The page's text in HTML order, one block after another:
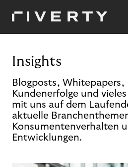
Insights
Blogposts, Whitepapers,
Kundenerfolge und
mit uns auf dem
aktuelle
Konsumentenverhalten
Entwicklungen.